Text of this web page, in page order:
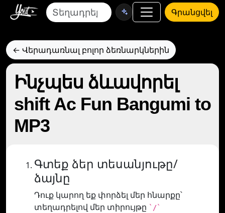
Գրանցվել
← Վերադառնալ բոլոր ձեռնարկներին
Ինչպես ձևավորել
shift Ac Fun Bangumi to
MP3
Գտեք ձեր տեսանյութը/
ձայնը
Դուք կարող եք փորձել մեր հնարքը՝
տեղադրելով մեր տիրույթը `/`